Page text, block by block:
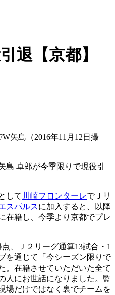
退【京都】
矢島（2016年11月12日撮
島 卓郎が今季限りで現役引
して 川崎フロンターレでＪリ
スパルスに加入すると、以降
在籍し、今季より京都でプレ
、Ｊ２リーグ通算13試合・1
を通じて「今シーズン限りで
。在籍させていただいた全て
人にお世話になりました。監
場だけではなく裏でチームを